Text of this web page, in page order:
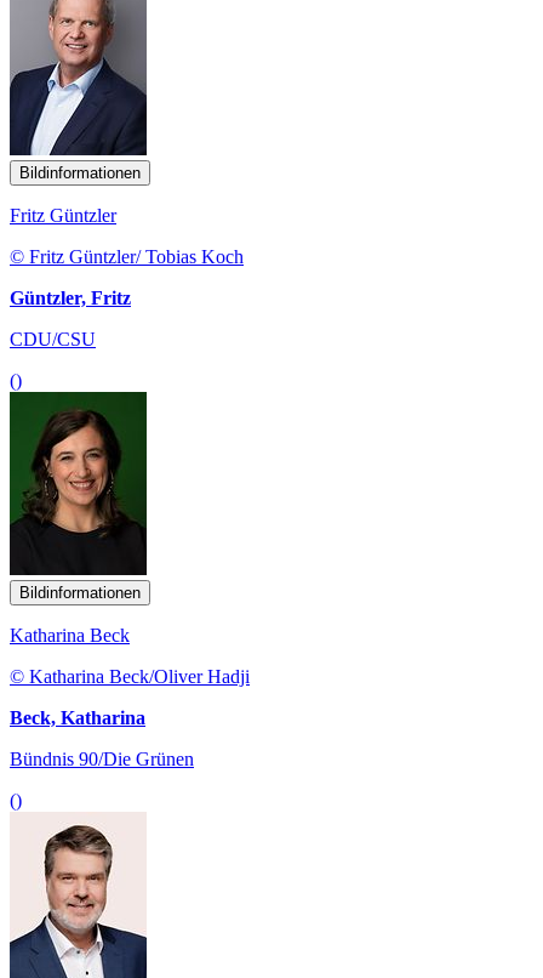
Bildinformationen
Fritz Güntzler
© Fritz Güntzler/ Tobias Koch
Güntzler, Fritz
CDU/CSU
()
Bildinformationen
Katharina Beck
© Katharina Beck/Oliver Hadji
Beck, Katharina
Bündnis 90/Die Grünen
()